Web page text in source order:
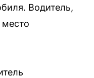
Водитель,